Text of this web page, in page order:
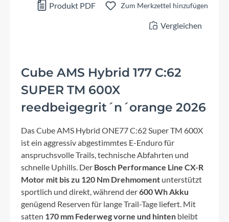
Produkt PDF Zum Merkzettel hinzufügen
Vergleichen
Cube AMS Hybrid 177 C:62
SUPER TM 600X
reedbeigegrit´n´orange 2026
Das Cube AMS Hybrid ONE77 C:62 Super TM 600X
ist ein aggressiv abgestimmtes E-Enduro für
anspruchsvolle Trails, technische Abfahrten und
schnelle Uphills. Der Bosch Performance Line CX-R
Motor mit bis zu 120 Nm Drehmoment unterstützt
sportlich und direkt, während der600 Wh Akku
genügend Reserven für lange Trail-Tage liefert. Mit
satten 170 mm Federweg vorne und hinten bleibt